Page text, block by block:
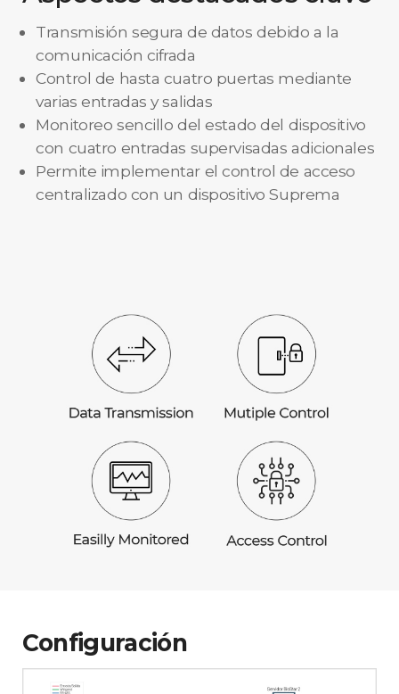
Transmisión segura de datos debido a la
comunicación cifrada
Control de hasta cuatro puertas mediante
varias entradas y salidas
Monitoreo sencillo del estado del dispositivo
con cuatro entradas supervisadas adicionales
Permite implementar el control de acceso
centralizado con un dispositivo Suprema
Configuración